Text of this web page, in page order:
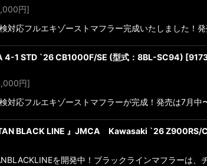
円]
対応フルエキゾーストマフラー完成いたしました！
4-1 STD `26 CB1000F/SE (型式：8BL-SC94) [
円]
対応フルエキゾーストマフラーが完成！発売は7月
BLACK LINE 』JMCA Kawasaki `26 Z900RS/
を開発中！ブラックラインマフラーは、